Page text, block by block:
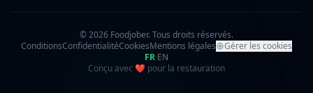
© 2026 Foodjober. Tous droits réservés.
ConditionsConfidentialitéCookiesMentions légales
Gérer les cookies
FR·EN
Conçu avec ❤ amour
pour la restauration